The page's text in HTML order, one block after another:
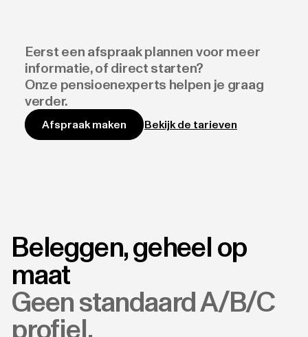
Eerst een afspraak plannen voor meer
informatie, of direct starten?
Onze pensioenexperts helpen je graag
verder.
Afspraak maken Bekijk de tarieven
Beleggen, geheel op
maat
Geen standaard A/B/C
profiel,